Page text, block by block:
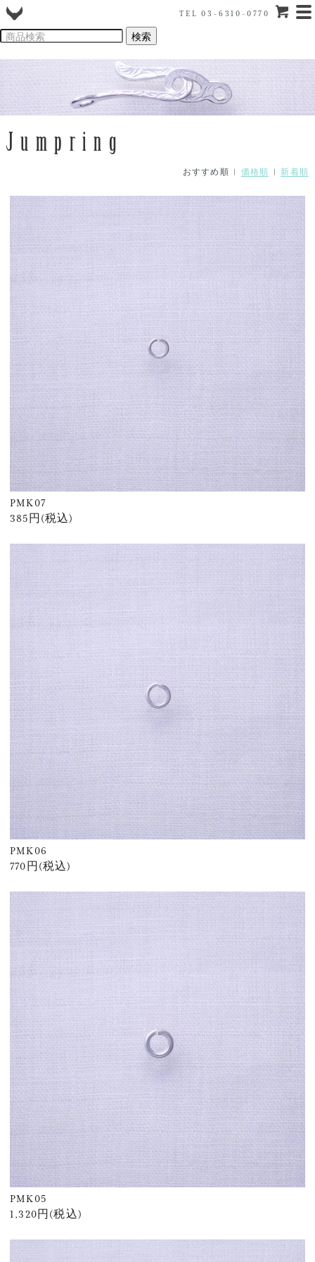
TEL 03-6310-0770
Jumpring
おすすめ順 | 価格順 | 新着順
PMK07
385円(税込)
PMK06
770円(税込)
PMK05
1,320円(税込)